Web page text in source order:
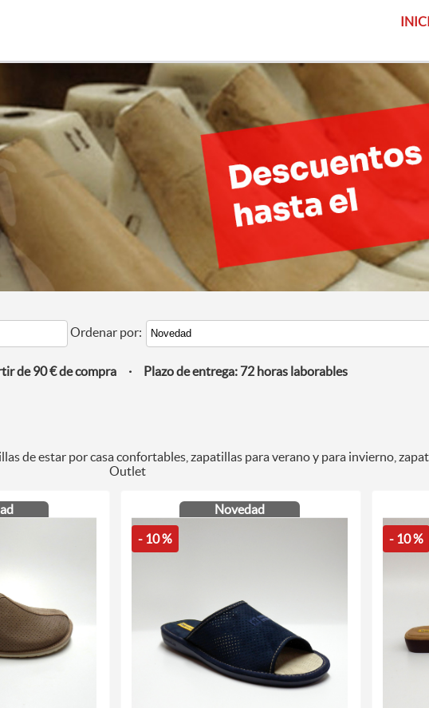
Ordenar por:
de 90 € de compra · Plazo de entrega: 72 horas laborables
de estar por casa confortables, zapatillas para verano y para invierno,
Outlet
Novedad
- 10 % - 10 %